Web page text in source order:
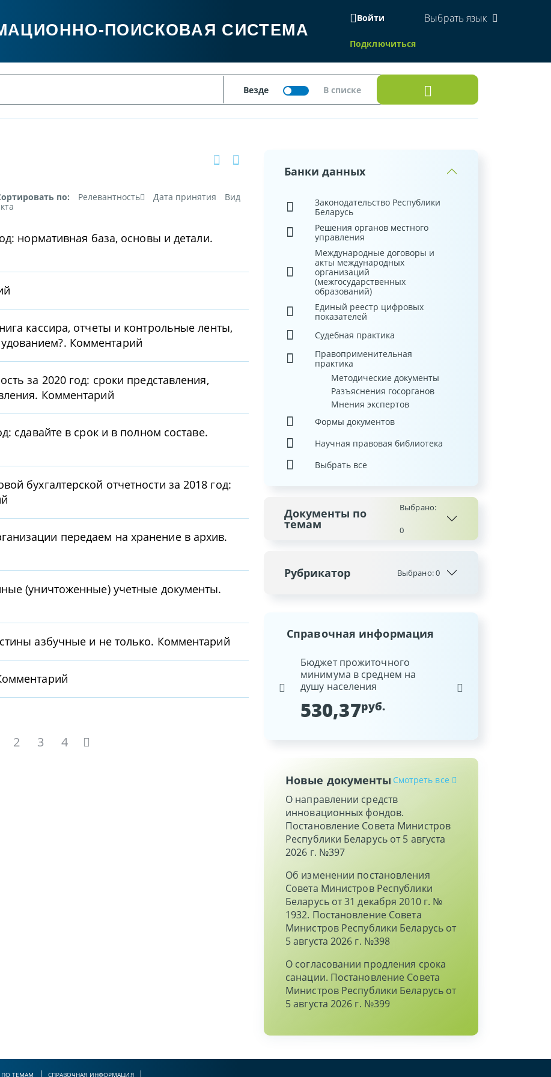
ПОИСКОВАЯ СИСТЕМА
Войти
Подключиться
Выбрать язык
по: Релевантность Дата принятия
Вид
нормативная база, основы и детали.
кассира, отчеты и контрольные ленты,
Комментарий
за 2020 год: сроки представления,
Комментарий
сдавайте в срок и в полном составе.
бухгалтерской отчетности за 2018 год:
передаем на хранение в архив.
(уничтоженные) учетные документы.
азбучные и не только. Комментарий
2 3 4
Банки данных
Законодательство Республики
Беларусь
Решения органов местного
управления
Международные договоры и
акты международных
организаций
(межгосударственных
образований)
Единый реестр цифровых
показателей
Судебная практика
Правоприменительная
практика
Методические документы
Разъяснения госорганов
Мнения экспертов
Формы документов
Научная правовая библиотека
Выбрать все
Документы по
темам
Выбрано:
0
Рубрикатор Выбрано:0
Справочная информация
Базовая арендная величина
Бюджет прожиточного
минимума в среднем на
душу населения
530,37руб.
Республики Беларусь
Новые документы Смотреть все
О направлении средств
инновационных фондов.
Постановление Совета Министров
Республики Беларусь от 5 августа
2026 г. №397
Об изменении постановления
Совета Министров Республики
Беларусь от 31 декабря 2010 г. №
1932. Постановление Совета
Министров Республики Беларусь от
5 августа 2026 г. №398
О согласовании продления срока
санации. Постановление Совета
Министров Республики Беларусь от
5 августа 2026 г. №399
ТЕМАМ СПРАВОЧНАЯ ИНФОРМАЦИЯ